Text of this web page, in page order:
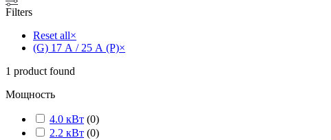
Filters
Reset all×
(G) 17 А / 25 А (P)×
1 product found
Мощность
4.0 кВт (0)
2.2 кВт (0)